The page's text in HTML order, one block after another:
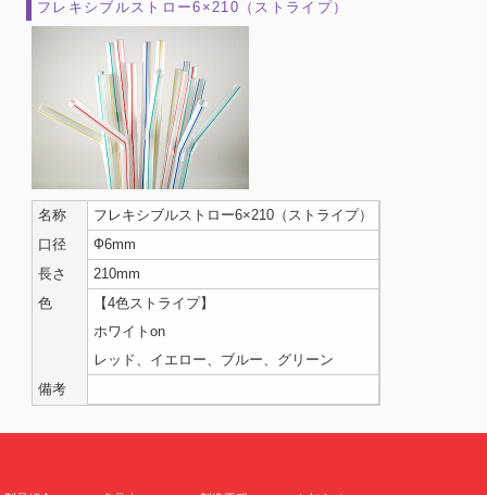
フレキシブルストロー6×210（ストライプ）
名称
フレキシブルストロー6×210（ストライプ）
口径
Ф6mm
長さ
210mm
色
【4色ストライプ】
ホワイトon
レッド、イエロー、ブルー、グリーン
備考